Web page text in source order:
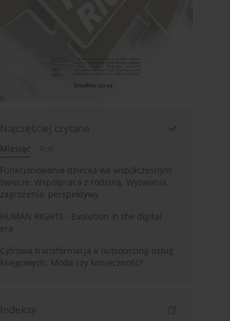
Najczęściej czytane
Miesiąc
Rok
Funkcjonowanie dziecka we współczesnym
świecie. Współpraca z rodziną. Wyzwania,
zagrożenia, perspektywy
HUMAN RIGHTS - Evolution in the digital
era
Cyfrowa transformacja a outsourcing usług
księgowych. Moda czy konieczność?
Indeksy